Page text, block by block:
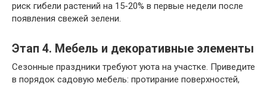
риск гибели растений на 15-20% в первые недели после
появления свежей зелени.
Этап 4. Мебель и декоративные элементы
Сезонные праздники требуют уюта на участке. Приведите
в порядок садовую мебель: протирание поверхностей,